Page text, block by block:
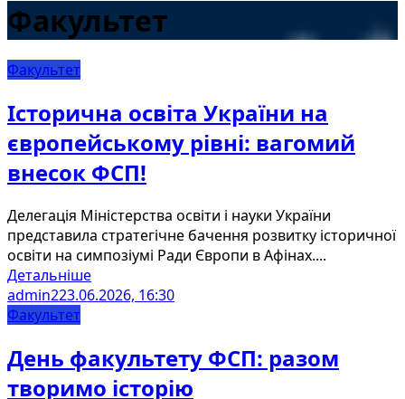
Факультет
Факультет
Історична освіта України на
європейському рівні: вагомий
внесок ФСП!
Делегація Міністерства освіти і науки України
представила стратегічне бачення розвитку історичної
освіти на симпозіумі Ради Європи в Афінах....
Детальніше
admin223.06.2026, 16:30
Факультет
День факультету ФСП: разом
творимо історію